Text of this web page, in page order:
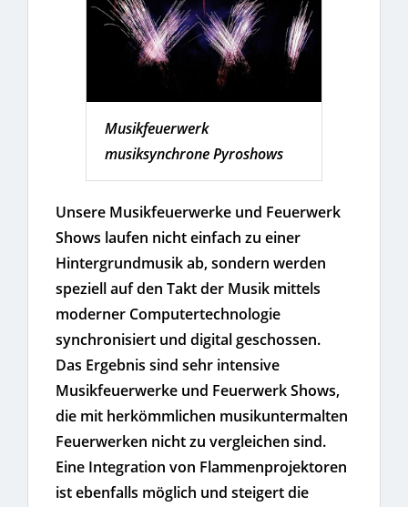
Musikfeuerwerk
musiksynchrone Pyroshows
Unsere Musikfeuerwerke und Feuerwerk
Shows laufen nicht einfach zu einer
Hintergrundmusik ab, sondern werden
speziell auf den Takt der Musik mittels
moderner Computertechnologie
synchronisiert und digital geschossen.
Das Ergebnis sind sehr intensive
Musikfeuerwerke und Feuerwerk Shows,
die mit herkömmlichen musikuntermalten
Feuerwerken nicht zu vergleichen sind.
Eine Integration von Flammenprojektoren
ist ebenfalls möglich und steigert die